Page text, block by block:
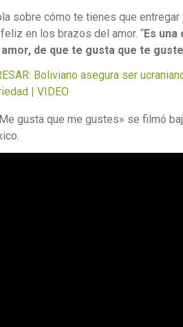
sobre cómo te tienes que entregar
en los brazos del amor. “Es una
de que te gusta que te
Boliviano asegura ser
| VIDEO
gusta que me gustes» se filmó